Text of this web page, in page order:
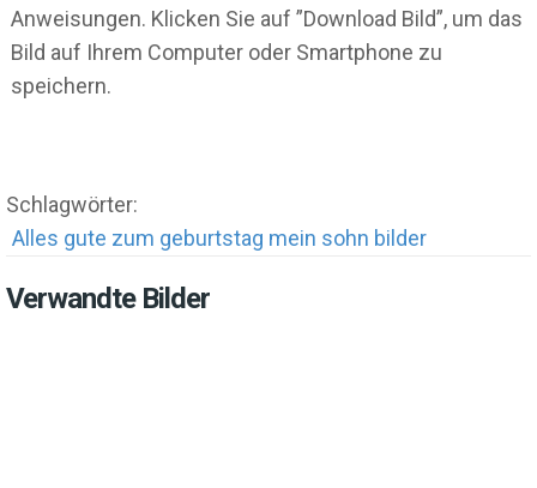
Anweisungen. Klicken Sie auf ”Download Bild”, um das
Bild auf Ihrem Computer oder Smartphone zu
speichern.
Schlagwörter:
Alles gute zum geburtstag mein sohn bilder
Verwandte Bilder